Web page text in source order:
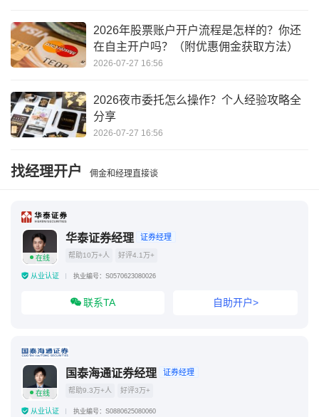
2026年股票账户开户流程是怎样的？你还
在自主开户吗？（附优惠佣金获取方法）
2026-07-27 16:56
2026夜市委托怎么操作？个人经验攻略全
分享
2026-07-27 16:56
找经理开户 佣金和经理直接谈
在线
华泰证券经理 证券经理
帮助10万+人 好评4.1万+
从业认证 执业编号：S0570623080026
联系TA 自助开户>
在线
国泰海通证券经理 证券经理
帮助9.3万+人 好评3万+
从业认证 执业编号：S0880625080060